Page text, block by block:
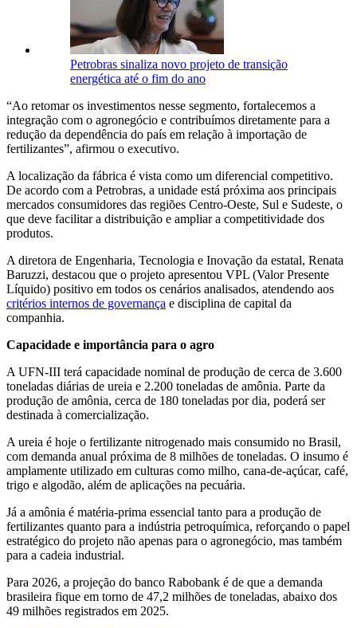
Petrobras sinaliza novo projeto de transição
energética até o fim do ano
“Ao retomar os investimentos nesse segmento, fortalecemos a
integração com o agronegócio e contribuímos diretamente para a
redução da dependência do país em relação à importação de
fertilizantes”, afirmou o executivo.
A localização da fábrica é vista como um diferencial competitivo.
De acordo com a Petrobras, a unidade está próxima aos principais
mercados consumidores das regiões Centro-Oeste, Sul e Sudeste, o
que deve facilitar a distribuição e ampliar a competitividade dos
produtos.
A diretora de Engenharia, Tecnologia e Inovação da estatal, Renata
Baruzzi, destacou que o projeto apresentou VPL (Valor Presente
Líquido) positivo em todos os cenários analisados, atendendo aos
critérios internos de governança e disciplina de capital da
companhia.
Capacidade e importância para o agro
A UFN-III terá capacidade nominal de produção de cerca de 3.600
toneladas diárias de ureia e 2.200 toneladas de amônia. Parte da
produção de amônia, cerca de 180 toneladas por dia, poderá ser
destinada à comercialização.
A ureia é hoje o fertilizante nitrogenado mais consumido no Brasil,
com demanda anual próxima de 8 milhões de toneladas. O insumo é
amplamente utilizado em culturas como milho, cana-de-açúcar, café,
trigo e algodão, além de aplicações na pecuária.
Já a amônia é matéria-prima essencial tanto para a produção de
fertilizantes quanto para a indústria petroquímica, reforçando o papel
estratégico do projeto não apenas para o agronegócio, mas também
para a cadeia industrial.
Para 2026, a projeção do banco Rabobank é de que a demanda
brasileira fique em torno de 47,2 milhões de toneladas, abaixo dos
49 milhões registrados em 2025.